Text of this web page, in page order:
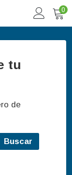
0
tu
de
Buscar